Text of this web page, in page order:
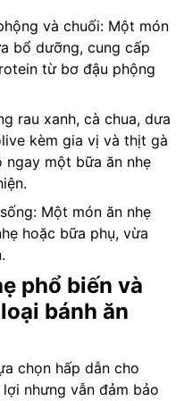
và chuối: Một món
bổ dưỡng, cung cấp
từ bơ đậu phộng
rau xanh, cà chua, dưa
kèm gia vị và thịt gà
một bữa ăn nhẹ
Một món ăn nhẹ
hoặc bữa phụ, vừa
phổ biến và
bánh ăn
chọn hấp dẫn cho
nhưng vẫn đảm bảo